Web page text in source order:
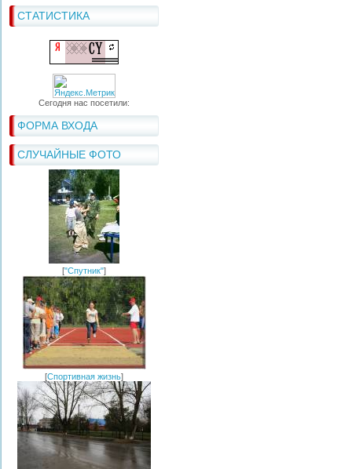
СТАТИСТИКА
Сегодня нас посетили:
ФОРМА ВХОДА
СЛУЧАЙНЫЕ ФОТО
["Спутник"]
[Спортивная жизнь]